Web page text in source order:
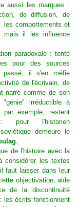
aussi les marques :
de diffusion, de
comportements et
mais il les influence
paradoxale : tenté
pour des sources
passé, il s'en méfie
de l'écrivain, de
narré comme de son
irréductible à
par exemple, restent
: pour l'historien
demeure le
.
de l'histoire avec la
considérer les textes
faut laisser dans leur
objectivation, aide
de la discontinuité
les écrits fonctionnent